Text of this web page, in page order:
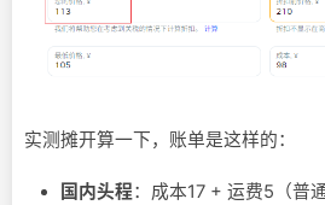
实测摊开算一下，账单是这样的：
国内头程：成本17 + 运费5（普